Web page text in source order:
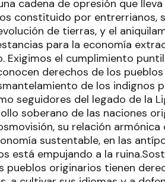
cadena de opresión que
constituido por entrerrianos,
de tierras, y el
para la economía
Exigimos el cumplimiento
derechos de los
de los indignos
seguidores del legado de la
soberano de las naciones
su relación
sustentable, en las
está empujando a la
pueblos originarios tienen